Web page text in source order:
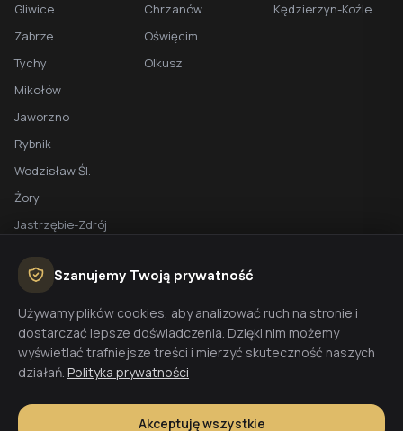
Gliwice
Zabrze
Tychy
Mikołów
Jaworzno
Rybnik
Wodzisław Śl.
Żory
Jastrzębie-Zdrój
Chrzanów
Oświęcim
Olkusz
Kędzierzyn-Koźle
BEZPŁATNA WYCENA
Planujesz budowę domu? Skontaktuj się z nami - przygotujemy
wycenę w 48h.
Wyceń budowę
Szanujemy Twoją prywatność
Używamy plików cookies, aby analizować ruch na stronie i
dostarczać lepsze doświadczenia. Dzięki nim możemy
wyświetlać trafniejsze treści i mierzyć skuteczność naszych
działań. Polityka prywatności
Akceptuję wszystkie